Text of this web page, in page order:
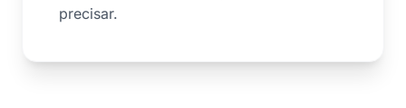
precisar.